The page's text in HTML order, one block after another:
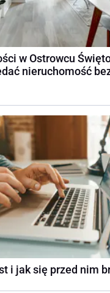
w Ostrowcu
nieruchomość
i jak się przed nim